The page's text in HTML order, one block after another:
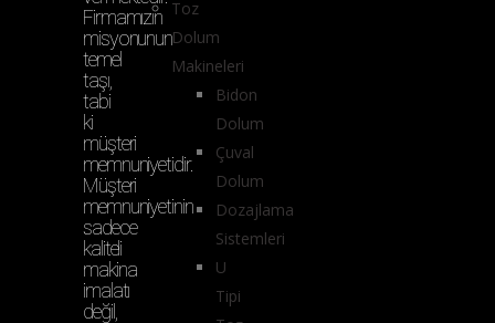
Firmamızın
misyonunun
temel
taşı,
tabi
ki
müşteri
memnuniyetidir.
Müşteri
memnuniyetinin
sadece
kaliteli
makina
imalatı
değil,
Toz
Dolum
Makineleri
Bidon
Dolum
Çuval
Dolum
Dozajlama
Sistemleri
U
Tipi